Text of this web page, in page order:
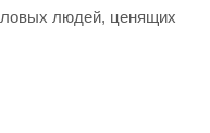
людей, ценящих